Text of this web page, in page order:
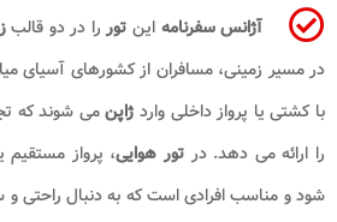
آژانس سفرنامهاین توررا در دو قالب
در مسیر زمینی، مسافران از کشورهای آسیای
با کشتی یا پرواز داخلی وارد ژاپنمی‌ شوند که
را ارائه می‌ دهد. در تور هوایی، پرواز مستقیم
شود و مناسب افرادی است که به دنبال راحتی